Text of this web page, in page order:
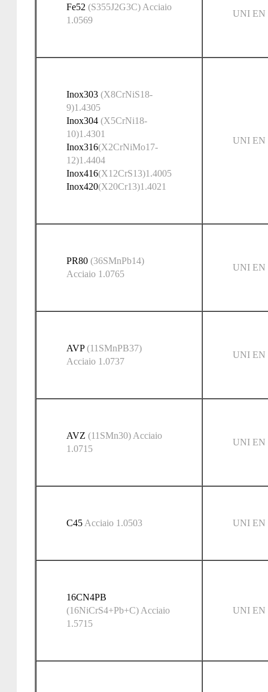
Fe52 (S355J2G3C) Acciaio
1.0569
UNI EN
Inox303 (X8CrNiS18-
9)1.4305
Inox304 (X5CrNi18-
10)1.4301
Inox316(X2CrNiMo17-
12)1.4404
Inox416(X12CrS13)1.4005
Inox420(X20Cr13)1.4021
UNI EN
PR80 (36SMnPb14)
Acciaio 1.0765
UNI EN
AVP(11SMnPB37)
Acciaio 1.0737
UNI EN
AVZ (11SMn30) Acciaio
1.0715
UNI EN
C45 Acciaio 1.0503 UNI EN
16CN4PB
(16NiCrS4+Pb+C) Acciaio
1.5715
UNI EN